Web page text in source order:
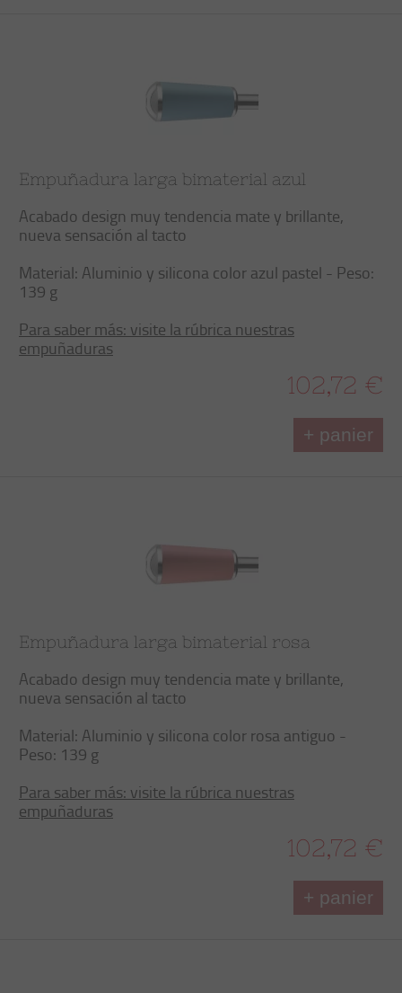
Empuñadura larga bimaterial azul
Acabado design muy tendencia mate y brillante,
nueva sensación al tacto
Material: Aluminio y silicona color azul pastel - Peso:
139 g
Para saber más: visite la rúbrica nuestras
empuñaduras
102,72 €
+ panier
Empuñadura larga bimaterial rosa
Acabado design muy tendencia mate y brillante,
nueva sensación al tacto
Material: Aluminio y silicona color rosa antiguo -
Peso: 139 g
Para saber más: visite la rúbrica nuestras
empuñaduras
102,72 €
+ panier